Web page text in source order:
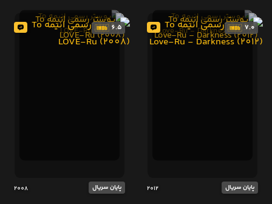
7.0
پایان سریال 2012
6.5
پایان سریال 2008